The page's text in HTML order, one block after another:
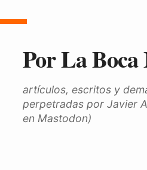
Por La Boca
artículos, escritos y
perpetradas por Javier
en Mastodon)